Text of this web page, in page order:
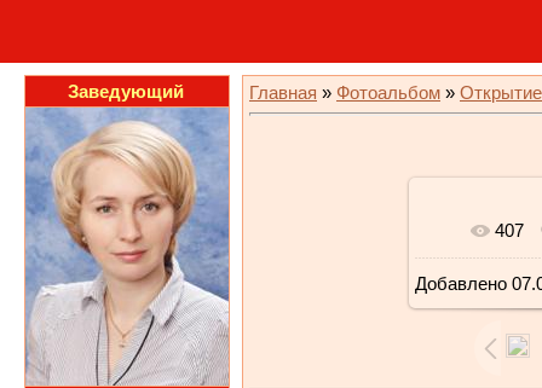
Заведующий Главная » Фотоальбом »
В 407
Добавлено